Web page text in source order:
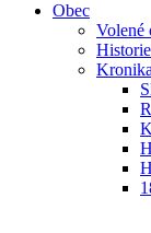
Obec
Volené
Historie
Kronika